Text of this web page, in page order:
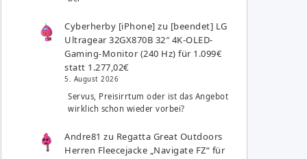
Cyberherby [iPhone] zu [beendet] LG
Ultragear 32GX870B 32″ 4K-OLED-
Gaming-Monitor (240 Hz) für 1.099€
statt 1.277,02€
5. August 2026
Servus, Preisirrtum oder ist das Angebot
wirklich schon wieder vorbei?
Andre81 zu Regatta Great Outdoors
Herren Fleecejacke „Navigate FZ“ für